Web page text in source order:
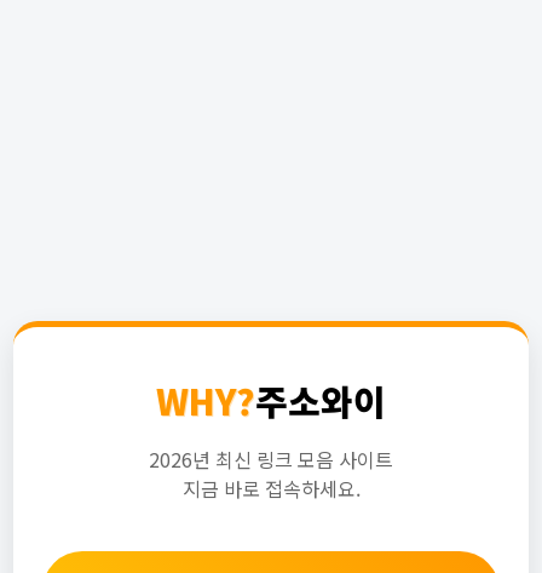
WHY?주소와이
2026년 최신 링크 모음 사이트
지금 바로 접속하세요.